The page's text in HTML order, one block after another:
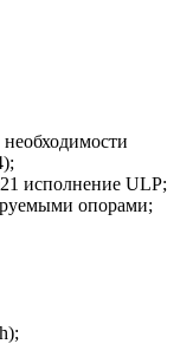
исполнение ULP;
опорами;